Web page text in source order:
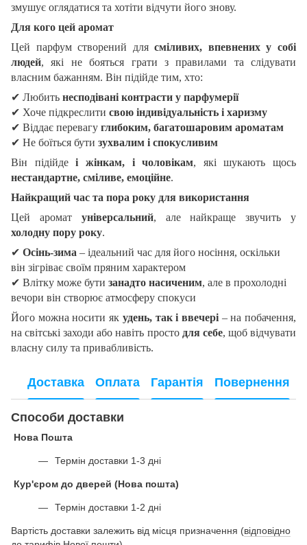
змушує оглядатися та хотіти відчути його знову.
Для кого цей аромат
Цей парфум створений длясміливих, впевнених у собі
людей, які не бояться грати з правилами та слідувати
власним бажанням. Він підійде тим, хто:
✔ Любить несподівані контрасти у парфумерії
✔ Хоче підкреслити свою індивідуальність і харизму
✔ Віддає перевагу глибоким, багатошаровим ароматам
✔ Не боїться бути зухвалим і спокусливим
Він підійдеі жінкам, і чоловікам, які шукають щось
нестандартне, сміливе, емоційне.
Найкращий час та пора року для використання
Цей аромат універсальний, але найкраще звучить у
холодну пору року.
✔ Осінь-зима – ідеальний час для його носіння, оскільки
він зігріває своїм пряним характером
✔ Влітку може бути занадто насиченим, але в прохолодні
вечори він створює атмосферу спокуси
Його можна носити як удень, так і ввечері– на побачення,
на світські заходи або навіть просто для себе, щоб відчувати
власну силу та привабливість.
Доставка Оплата Гарантія Повернення
Способи доставки
Нова Пошта
Термін доставки 1-3 дні
Кур'єром до дверей (Нова пошта)
Термін доставки 1-2 дні
Вартість доставки залежить від місця призначення (відповідно